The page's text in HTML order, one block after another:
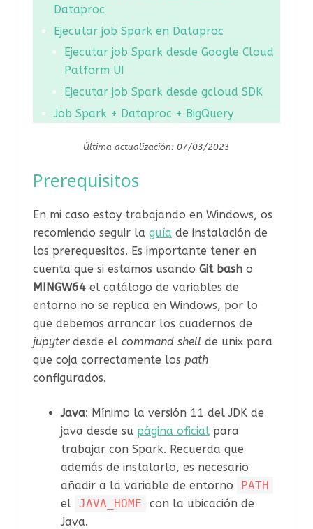
Dataproc
Ejecutar job Spark en Dataproc
Ejecutar job Spark desde Google Cloud
Patform UI
Ejecutar job Spark desde gcloud SDK
Job Spark + Dataproc + BigQuery
Última actualización: 07/03/2023
Prerequisitos
En mi caso estoy trabajando en Windows, os
recomiendo seguir la guía de instalación de
los prerequesitos. Es importante tener en
cuenta que si estamos usando Git bash o
MINGW64el catálogo de variables de
entorno no se replica en Windows, por lo
que debemos arrancar los cuadernos de
jupyter desde el command shell de unix para
que coja correctamente los path
configurados.
Java: Mínimo la versión 11 del JDK de
java desde su página oficialpara
trabajar con Spark. Recuerda que
además de instalarlo, es necesario
añadir a la variable de entorno
PATH
el
JAVA_HOME
con la ubicación de
Java.